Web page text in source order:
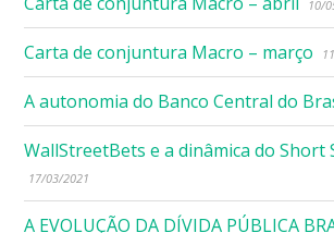
10/
Carta de conjuntura Macro – março
A autonomia do Banco Central do
WallStreetBets e a dinâmica do Short
17/03/2021
A EVOLUÇÃO DA DÍVIDA PÚBLICA